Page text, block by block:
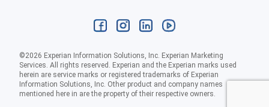
©2026 Experian Information Solutions, Inc. Experian Marketing
Services. All rights reserved. Experian and the Experian marks used
herein are service marks or registered trademarks of Experian
Information Solutions, Inc. Other product and company names
mentioned here in are the property of their respective owners.